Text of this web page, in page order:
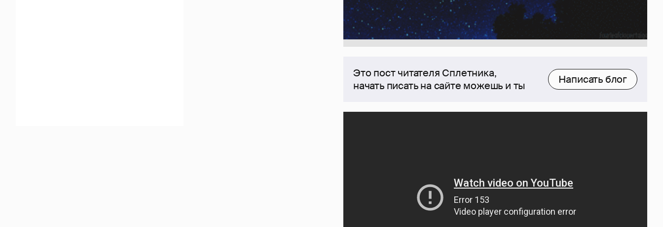
Это пост читателя Сплетника,
начать писать на сайте можешь и ты
Написать блог